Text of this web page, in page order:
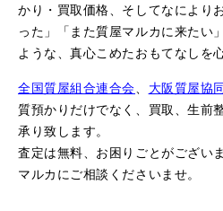
かり・買取価格、そしてなにより
った」「また質屋マルカに来たい
ような、真心こめたおもてなしを
全国質屋組合連合会 大阪質屋協
質預かりだけでなく、買取、生前
承り致します。
査定は無料、お困りごとがござい
マルカにご相談くださいませ。